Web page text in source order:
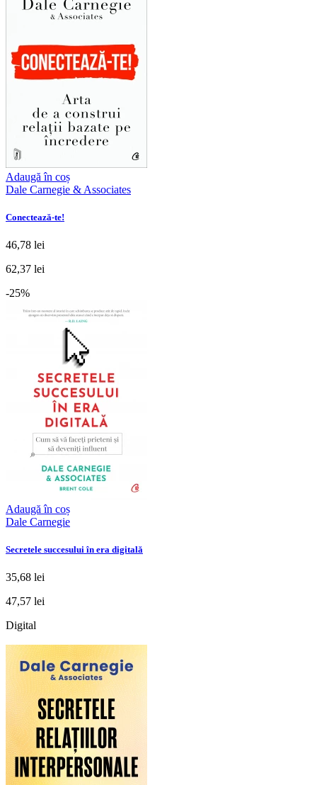
Adaugă în coș
Dale Carnegie & Associates
Conectează-te!
46,78 lei
62,37 lei
-25%
Adaugă în coș
Dale Carnegie
Secretele succesului în era digitală
35,68 lei
47,57 lei
Digital